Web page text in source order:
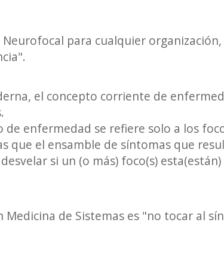
para cualquier
el concepto corriente de
enfermedad se refiere solo a los
que el ensamble de síntomas que
si un (o más) foco(s)
Medicina de Sistemas es "no tocar al